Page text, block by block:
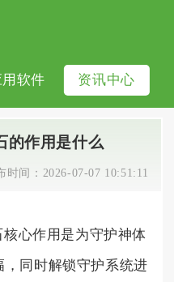
用软件 资讯中心
的作用是什么
时间： 2026-07-07 10:51:11
心作用是为守护神体
同时解锁守护系统进